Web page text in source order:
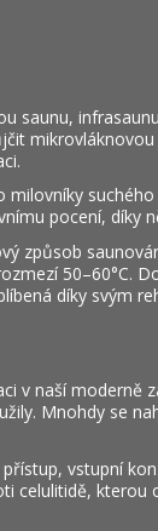
saunu,
milovníky
pocení, díky
způsob
50–60°C.
díky svým
v naší moderně
Mnohdy se
vstupní
celulitidě,